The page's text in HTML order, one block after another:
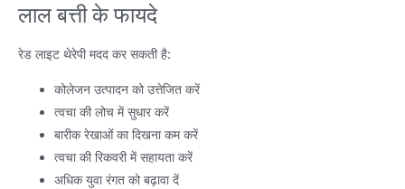
लाल बत्ती के फायदे
रेड लाइट थेरेपी मदद कर सकती है:
कोलेजन उत्पादन को उत्तेजित करें
त्वचा की लोच में सुधार करें
बारीक रेखाओं का दिखना कम करें
त्वचा की रिकवरी में सहायता करें
अधिक युवा रंगत को बढ़ावा दें